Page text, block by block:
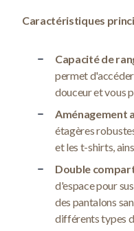
Caractéristiques
Capacité de
permet
douceur et vous
Aménagement
étagères
et les t-shirts,
Double
d'espace pour
des pantalons
différents types